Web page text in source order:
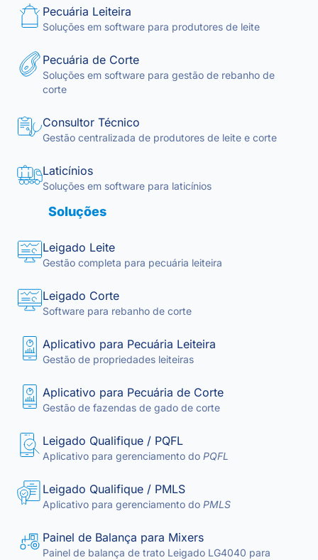
Pecuária Leiteira
Soluções em software para produtores de leite
Pecuária de Corte
Soluções em software para gestão de rebanho de
corte
Consultor Técnico
Gestão centralizada de produtores de leite e corte
Laticínios
Soluções em software para laticínios
Soluções
Leigado Leite
Gestão completa para pecuária leiteira
Leigado Corte
Software para rebanho de corte
Aplicativo para Pecuária Leiteira
Gestão de propriedades leiteiras
Aplicativo para Pecuária de Corte
Gestão de fazendas de gado de corte
Leigado Qualifique / PQFL
Aplicativo para gerenciamento do PQFL
Leigado Qualifique / PMLS
Aplicativo para gerenciamento do PMLS
Painel de Balança para Mixers
Painel de balança de trato Leigado LG4040 para